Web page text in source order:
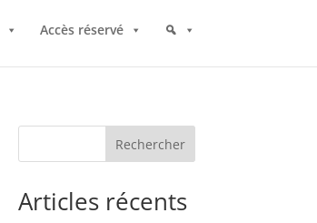
Accès réservé
Rechercher
Articles récents